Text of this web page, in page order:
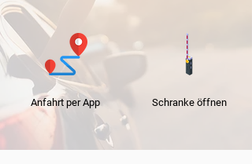
Anfahrt per App Schranke öffnen